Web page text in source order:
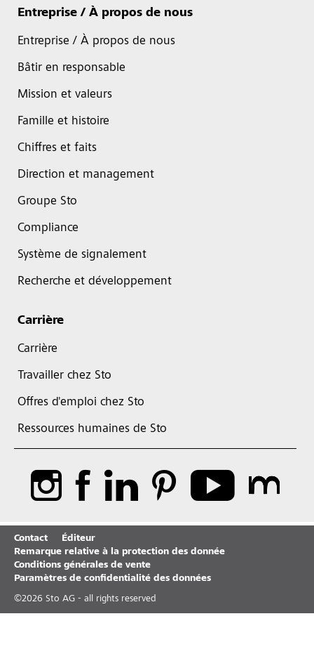
Entreprise / À propos de nous
Entreprise / À propos de nous
Bâtir en responsable
Mission et valeurs
Famille et histoire
Chiffres et faits
Direction et management
Groupe Sto
Compliance
Système de signalement
Recherche et développement
Carrière
Carrière
Travailler chez Sto
Offres d'emploi chez Sto
Ressources humaines de Sto
Contact
Éditeur
Remarque relative à la protection des donnée
Conditions générales de vente
Paramètres de confidentialité des données
©2026 Sto AG - all rights reserved